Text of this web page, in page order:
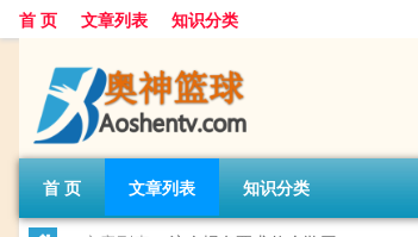
首 页 文章列表 知识分类
首 页 文章列表 知识分类